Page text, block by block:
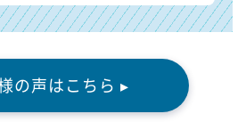
の声はこちら ▸